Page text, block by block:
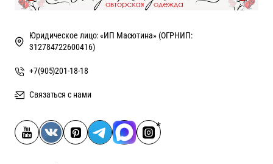
Юридическое лицо: «ИП Масютина» (ОГРНИП:
312784722600416)
+7(905)201-18-18
Связаться с нами